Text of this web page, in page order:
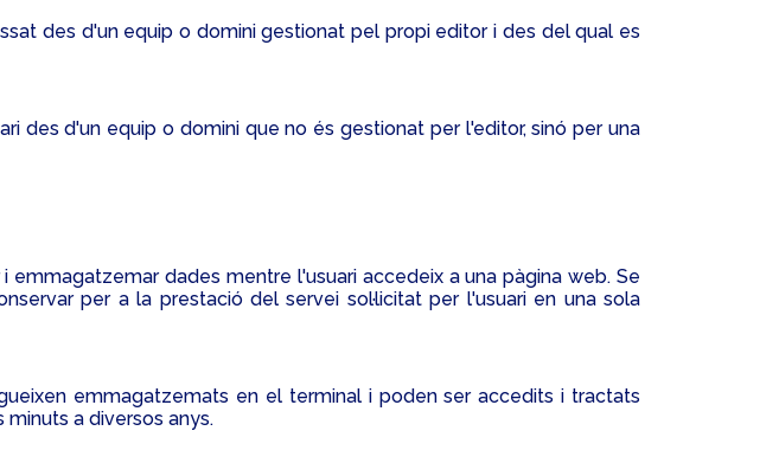
des d'un equip o domini gestionat pel propi editor i des del qual es
des d'un equip o domini que no és gestionat per l'editor, sinó per una
emmagatzemar dades mentre l'usuari accedeix a una pàgina web. Se
per a la prestació del servei sol·licitat per l'usuari en una sola
emmagatzemats en el terminal i poden ser accedits i tractats
a diversos anys.